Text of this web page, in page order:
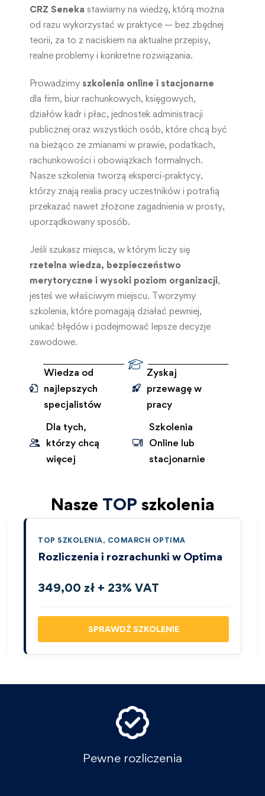
CRZ Seneka stawiamy na wiedzę, którą można
od razu wykorzystać w praktyce — bez zbędnej
teorii, za to z naciskiem na aktualne przepisy,
realne problemy i konkretne rozwiązania.
Prowadzimy szkolenia online i stacjonarne
dla firm, biur rachunkowych, księgowych,
działów kadr i płac, jednostek administracji
publicznej oraz wszystkich osób, które chcą być
na bieżąco ze zmianami w prawie, podatkach,
rachunkowości i obowiązkach formalnych.
Nasze szkolenia tworzą eksperci-praktycy,
którzy znają realia pracy uczestników i potrafią
przekazać nawet złożone zagadnienia w prosty,
uporządkowany sposób.
Jeśli szukasz miejsca, w którym liczy się
rzetelna wiedza, bezpieczeństwo
merytoryczne i wysoki poziom organizacji,
jesteś we właściwym miejscu. Tworzymy
szkolenia, które pomagają działać pewniej,
unikać błędów i podejmować lepsze decyzje
zawodowe.
Wiedza od
najlepszych
specjalistów
Zyskaj
przewagę w
pracy
Dla tych,
którzy chcą
więcej
Szkolenia
Online lub
stacjonarnie
Nasze TOP szkolenia
TOP SZKOLENIA, COMARCH OPTIMA
Rozliczenia i rozrachunki w Optima
349,00 zł + 23% VAT
SPRAWDŹ SZKOLENIE
Pewne rozliczenia